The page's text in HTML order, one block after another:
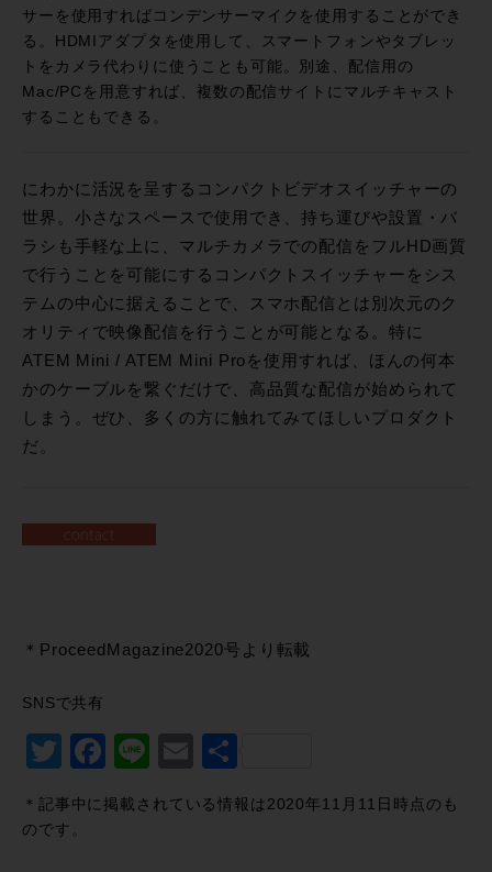
サーを使用すればコンデンサーマイクを使用することができ
る。HDMIアダプタを使用して、スマートフォンやタブレッ
トをカメラ代わりに使うことも可能。別途、配信用の
Mac/PCを用意すれば、複数の配信サイトにマルチキャスト
することもできる。
にわかに活況を呈するコンパクトビデオスイッチャーの
世界。小さなスペースで使用でき、持ち運びや設置・バ
ラシも手軽な上に、マルチカメラでの配信をフルHD画質
で行うことを可能にするコンパクトスイッチャーをシス
テムの中心に据えることで、スマホ配信とは別次元のク
オリティで映像配信を行うことが可能となる。特に
ATEM Mini / ATEM Mini Proを使用すれば、ほんの何本
かのケーブルを繋ぐだけで、高品質な配信が始められて
しまう。ぜひ、多くの方に触れてみてほしいプロダクト
だ。
＊ProceedMagazine2020号より転載
SNSで共有
Twitter
Facebook
LineEmail
＊記事中に掲載されている情報は2020年11月11日時点のも
のです。